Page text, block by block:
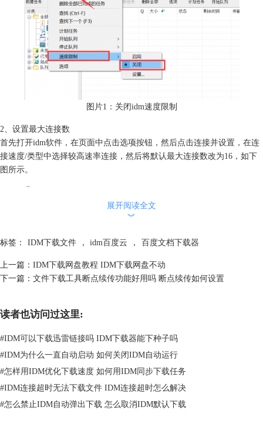
图片1：关闭idm速度限制
2、设置最大连接数
首先打开idm软件，在页面中点击选项按钮，然后点击连接并设置，在连
接速度/类型中选择较高速率连接，然后将默认最大连接数改为16，如下
图所示。
展开阅读全文
︾
标签： IDM下载文件 ， idm百度云 ， 百度文档下载器
上一篇： IDM下载网盘教程 IDM下载网盘不动
下一篇： 文件下载工具断点续传功能好用吗 断点续传如何设置
读者也访问过这里:
#IDM可以下载迅雷链接吗 IDM下载器能下种子吗
#IDM为什么一直自动启动 如何关闭IDM自动运行
#怎样用IDM优化下载速度 如何用IDM同步下载任务
#IDM连接超时无法下载文件 IDM连接超时怎么解决
#怎么禁止IDM自动弹出下载 怎么取消IDM默认下载